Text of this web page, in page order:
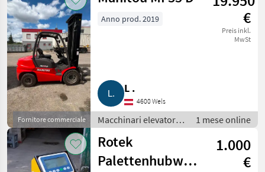
Fornitore commerciale
€
Preis inkl.
MwSt
Anno prod. 2019
L .
4600 Wels
Macchinari elevatori e
per magazzino /
Carrello elevatore
1 mese online
Rotek
Palettenhubwagen
1.000
€